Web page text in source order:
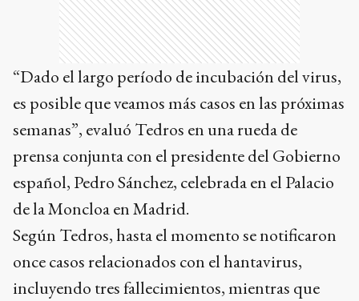
“Dado el largo período de incubación del virus,
es posible que veamos más casos en las próximas
semanas”, evaluó Tedros en una rueda de
prensa conjunta con el presidente del Gobierno
español, Pedro Sánchez, celebrada en el Palacio
de la Moncloa en Madrid.
Según Tedros, hasta el momento se notificaron
once casos relacionados con el hantavirus,
incluyendo tres fallecimientos, mientras que